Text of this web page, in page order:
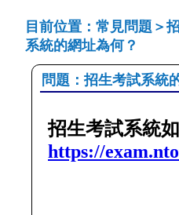
目前位置：常見問題＞
系統的網址為何？
問題：招生考試系統
招生考試系統
https://